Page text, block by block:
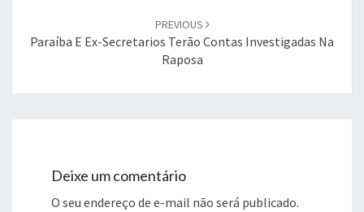
PREVIOUS
Paraíba E Ex-Secretarios Terão Contas Investigadas Na
Raposa
Deixe um comentário
O seu endereço de e-mail não será publicado.